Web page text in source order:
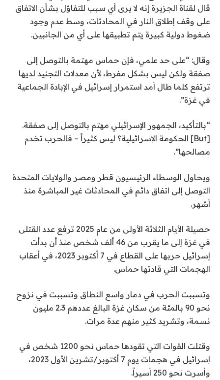
قال لقناة الجزيرة إنه لا يرى أي سبب للتفاؤل بشأن الاتفاق
على وقف إطلاق النار في المحادثات، وسط عدم وجود
ضغوط دولية كبيرة يتم تطبيقها على أي من الجانبين.
وقال: “على حد علمي، فإن حماس مهتمة بالتوصل إلى
صفقة ولكن ليس بشكل مفرط، لأن معدلات التجنيد لديها
ترتفع كلما طال أمد استمرار إسرائيل في الإبادة الجماعية
في غزة”.
“بالتأكيد، الجمهور الإسرائيلي مهتم بالتوصل إلى صفقة.
[But] الحكومة الإسرائيلية؟ ليس كثيراً – فالحرب تخدم
مصالحها”.
ويحاول الوسطاء الرئيسيون قطر ومصر والولايات المتحدة
التوصل إلى اتفاق دائم في المحادثات غير المباشرة منذ
أشهر.
حصيلة الأيام الثلاثة الأولى من عام 2025 ترفع عدد القتلى
في غزة إلى ما يقرب من 46 ألف شخص منذ أن بدأت
إسرائيل حربها على القطاع في 7 أكتوبر 2023، في أعقاب
الهجمات التي قادتها حماس.
وتسببت الحرب في دمار واسع النطاق وتسببت في نزوح
نحو 90 بالمئة من سكان غزة البالغ عددهم 2.3 مليون
نسمة، وتشريد كثير منهم عدة مرات.
وقتلت القوات التي تقودها حماس نحو 1200 شخص في
إسرائيل في هجمات يوم 7 أكتوبر/تشرين الأول 2023،
وأسرت نحو 250 أسيراً.